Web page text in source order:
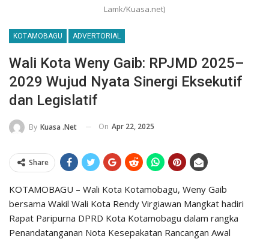
Lamk/Kuasa.net)
KOTAMOBAGU ADVERTORIAL
Wali Kota Weny Gaib: RPJMD 2025–
2029 Wujud Nyata Sinergi Eksekutif
dan Legislatif
By Kuasa .net On Apr 22, 2025
Share
KOTAMOBAGU – Wali Kota Kotamobagu, Weny Gaib
bersama Wakil Wali Kota Rendy Virgiawan Mangkat hadiri
Rapat Paripurna DPRD Kota Kotamobagu dalam rangka
Penandatanganan Nota Kesepakatan Rancangan Awal